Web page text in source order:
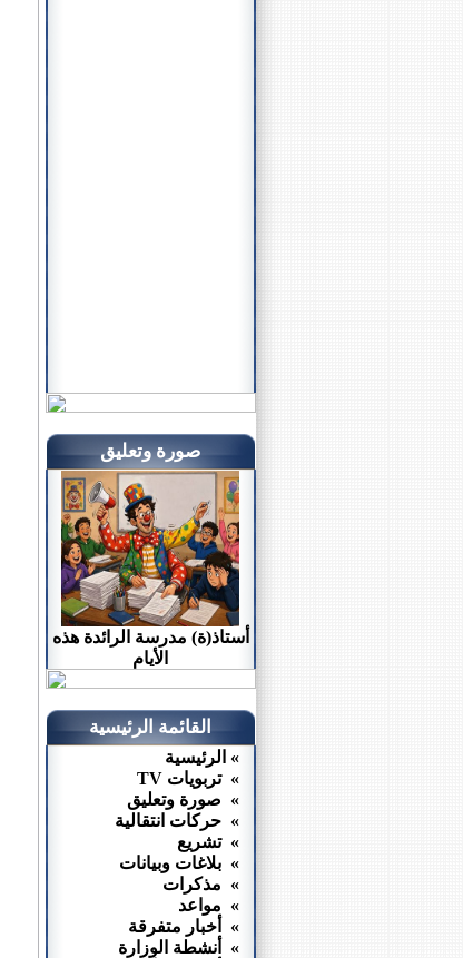
صورة وتعليق
أستاذ(ة) مدرسة الرائدة هذه
الأيام
القائمة الرئيسية
» الرئيسية
» تربويات TV
» صورة وتعليق
» حركات انتقالية
» تشريع
» بلاغات وبيانات
» مذكرات
» مواعد
» أخبار متفرقة
» أنشطة الوزارة